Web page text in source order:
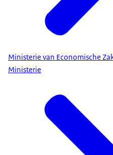
Ministerie van Economische
Ministerie